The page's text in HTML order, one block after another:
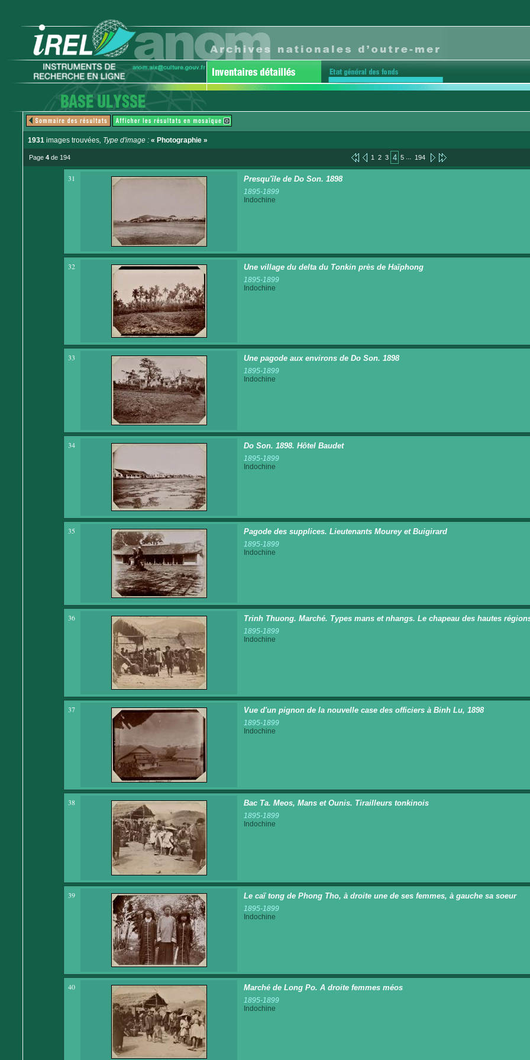
1931 images trouvées, Type d'image : « Photographie »
Page 4 de 194 1 2 3 4 5 ... 194
31 Presqu'île de Do Son. 1898
1895-1899
Indochine
32 Une village du delta du Tonkin près de Haïphong
1895-1899
Indochine
33 Une pagode aux environs de Do Son. 1898
1895-1899
Indochine
34 Do Son. 1898. Hôtel Baudet
1895-1899
Indochine
35 Pagode des supplices. Lieutenants Mourey et Buigirard
1895-1899
Indochine
36 Trinh Thuong. Marché. Types mans et nhangs. Le chapeau des hautes
1895-1899
Indochine
37 Vue d'un pignon de la nouvelle case des officiers à Binh Lu, 1898
1895-1899
Indochine
38 Bac Ta. Meos, Mans et Ounis. Tirailleurs tonkinois
1895-1899
Indochine
39 Le caï tong de Phong Tho, à droite une de ses femmes, à gauche sa soeur
1895-1899
Indochine
40 Marché de Long Po. A droite femmes méos
1895-1899
Indochine